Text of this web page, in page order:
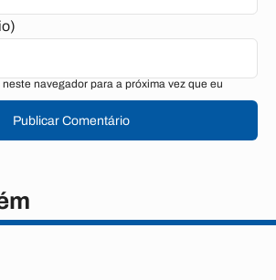
navegador para a próxima vez que eu
Publicar Comentário